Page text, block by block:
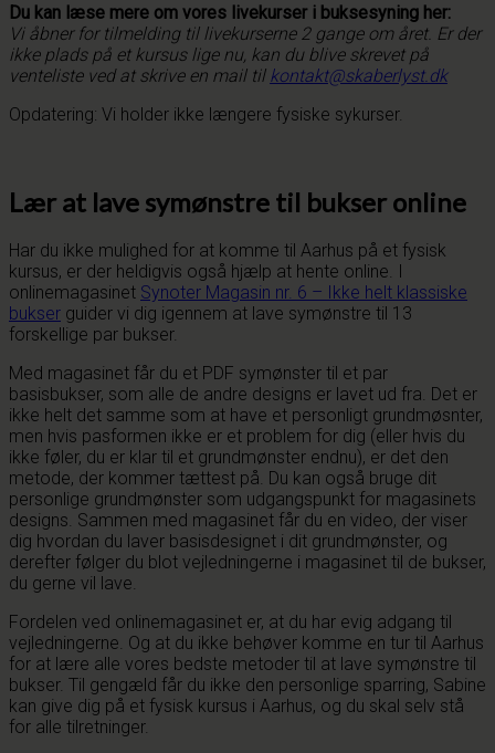
Du kan læse mere om vores livekurser i buksesyning her:
Vi åbner for tilmelding til livekurserne 2 gange om året. Er der
ikke plads på et kursus lige nu, kan du blive skrevet på
venteliste ved at skrive en mail til kontakt@skaberlyst.dk
Opdatering: Vi holder ikke længere fysiske sykurser.
Lær at lave symønstre til bukser online
Har du ikke mulighed for at komme til Aarhus på et fysisk
kursus, er der heldigvis også hjælp at hente online. I
onlinemagasinet Synoter Magasin nr. 6 – Ikke helt klassiske
bukser guider vi dig igennem at lave symønstre til 13
forskellige par bukser.
Med magasinet får du et PDF symønster til et par
basisbukser, som alle de andre designs er lavet ud fra. Det er
ikke helt det samme som at have et personligt grundmøsnter,
men hvis pasformen ikke er et problem for dig (eller hvis du
ikke føler, du er klar til et grundmønster endnu), er det den
metode, der kommer tættest på. Du kan også bruge dit
personlige grundmønster som udgangspunkt for magasinets
designs. Sammen med magasinet får du en video, der viser
dig hvordan du laver basisdesignet i dit grundmønster, og
derefter følger du blot vejledningerne i magasinet til de bukser,
du gerne vil lave.
Fordelen ved onlinemagasinet er, at du har evig adgang til
vejledningerne. Og at du ikke behøver komme en tur til Aarhus
for at lære alle vores bedste metoder til at lave symønstre til
bukser. Til gengæld får du ikke den personlige sparring, Sabine
kan give dig på et fysisk kursus i Aarhus, og du skal selv stå
for alle tilretninger.